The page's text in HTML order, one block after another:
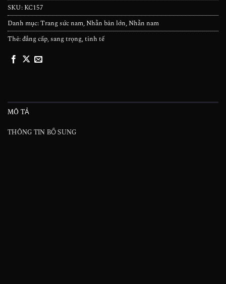
SKU: KC157
Danh mục:Trang sức nam, Nhẫn bản lớn, Nhẫn nam
Thẻ:đẳng cấp,sang trọng,tinh tế
MÔ TẢ
THÔNG TIN BỔ SUNG